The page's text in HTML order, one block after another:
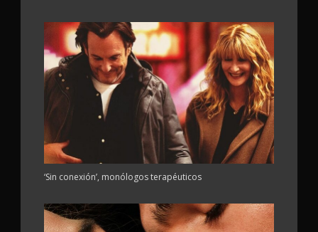
‘Sin conexión’, monólogos terapéuticos